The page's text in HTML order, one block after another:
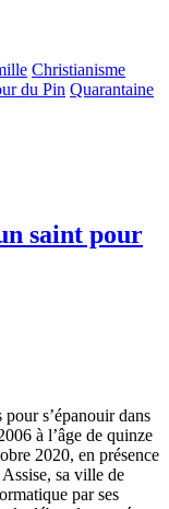
Christianisme
du Pin Quarantaine
saint pour
pour s’épanouir dans
à l’âge de quinze
2020, en présence
sa ville de
par ses